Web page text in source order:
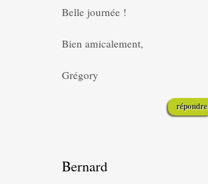
Belle journée !
Bien amicalement,
Grégory
répondre
Bernard